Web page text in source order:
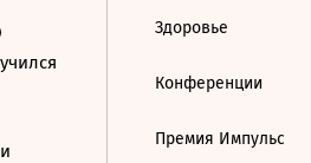
Здоровье
Конференции
Премия Импульс